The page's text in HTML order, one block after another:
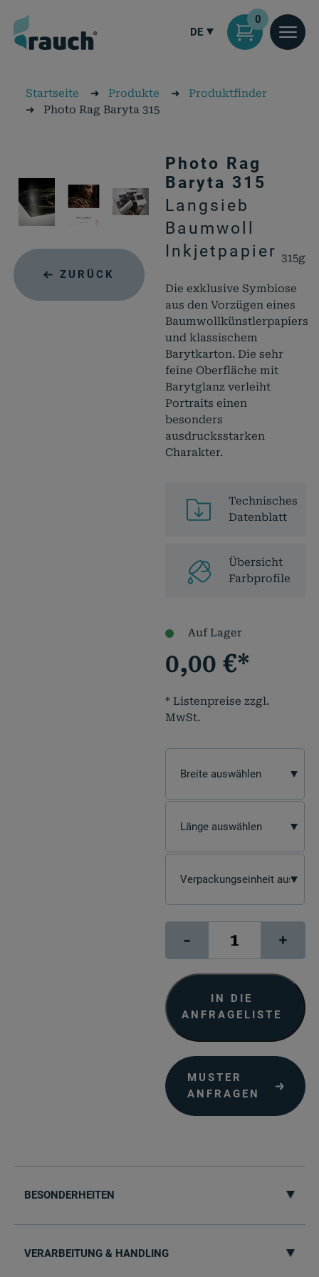
DE
0
Startseite ➜ Produkte ➜ Produktfinder
➜ Photo Rag Baryta 315
ZURÜCK
Photo Rag
Baryta 315
Langsieb
Baumwoll
Inkjetpapier 315g
Die exklusive Symbiose
aus den Vorzügen eines
Baumwollkünstlerpapiers
und klassischem
Barytkarton. Die sehr
feine Oberfläche mit
Barytglanz verleiht
Portraits einen
besonders
ausdrucksstarken
Charakter.
Technisches
Datenblatt
Übersicht
Farbprofile
Auf Lager
0,00€*
* Listenpreise zzgl.
MwSt.
-
Rag
Baryta
315
Menge
+
IN DIE
ANFRAGELISTE
MUSTER
ANFRAGEN
BESONDERHEITEN
VERARBEITUNG & HANDLING